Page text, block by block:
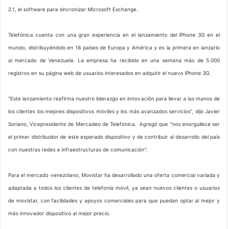
2.1, el software para sincronizar Microsoft Exchange.
Telefónica cuenta con una gran experiencia en el lanzamiento del iPhone 3G en el
mundo, distribuyéndolo en 16 países de Europa y América y es la primera en lanzarlo
al mercado de Venezuela. La empresa ha recibido en una semana más de 5.000
registros en su página web de usuarios interesados en adquirir el nuevo iPhone 3G.
"Este lanzamiento reafirma nuestro liderazgo en innovación para llevar a las manos de
los clientes los mejores dispositivos móviles y los más avanzados servicios", dijo Javier
Soriano, Vicepresidente de Mercadeo de Telefónica. Agregó que "nos enorgullece ser
el primer distribuidor de este esperado dispositivo y de contribuir al desarrollo del país
con nuestras redes e infraestructuras de comunicación".
Para el mercado venezolano, Movistar ha desarrollado una oferta comercial variada y
adaptada a todos los clientes de telefonía móvil, ya sean nuevos clientes o usuarios
de movistar, con facilidades y apoyos comerciales para que puedan optar al mejor y
más innovador dispositivo al mejor precio.